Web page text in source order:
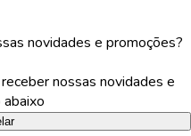
novidades e promoções?
nossas novidades e
abaixo